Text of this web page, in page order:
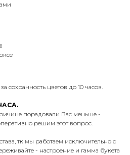
сохранность цветов до 10 часов.
порадовали Вас меньше -
решим этот вопрос.
тк мы работаем исключительно с
- настроение и гамма букета